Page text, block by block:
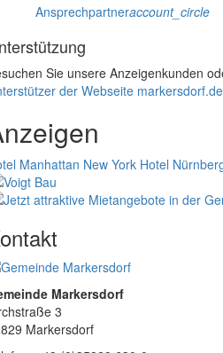
Ansprechpartneraccount_circle
Sie unsere Anzeigenkunden
der Webseite markersdorf.de
Manhattan New York Hotel
Markersdorf
3
Markersdorf